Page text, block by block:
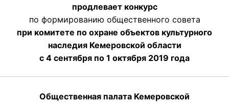
продлевает конкурс
по формированию общественного совета
при комитете по охране объектов культурного
наследия Кемеровской области
с 4 сентября по 1 октября 2019 года
Общественная палата Кемеровской